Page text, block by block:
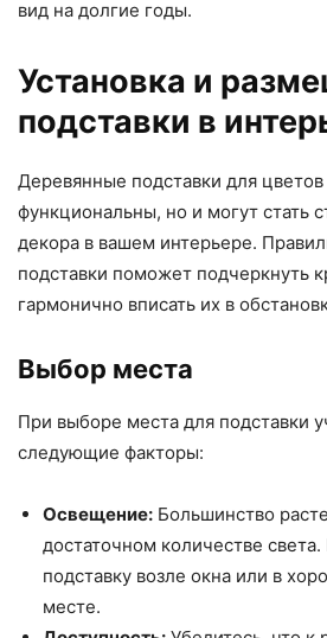
вид на долгие годы.
Установка и
подставки в
Деревянные подставки для цветов
функциональны, но и могут стать
декора в вашем интерьере.
подставки поможет подчеркнуть
гармонично вписать их в
Выбор места
При выборе места для подставки
следующие факторы:
Освещение: Большинство
достаточном количестве
подставку возле окна или в
месте.